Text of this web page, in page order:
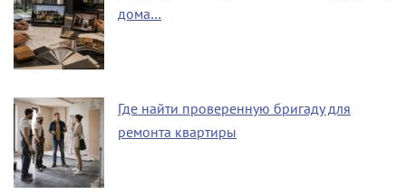
дома…
Где найти проверенную бригаду для
ремонта квартиры